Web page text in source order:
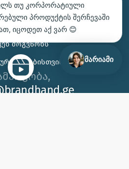
ᲡᲐᲛᲐᲒᲐᲚᲘᲗᲝ
ᲙᲝᲜᲢᲐᲥᲢᲘ
ᲛᲝᲒᲕᲬᲝᲜᲡ
ᲞᲘᲠᲔᲑᲘᲡᲗᲕᲘᲡ მარიამი
თუ კორპორატიული
პროდუქტის შერჩევაში
იცოდეთ აქ ვარ 😊